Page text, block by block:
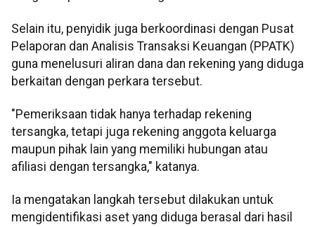
Selain itu, penyidik juga berkoordinasi dengan Pusat
Pelaporan dan Analisis Transaksi Keuangan (PPATK)
guna menelusuri aliran dana dan rekening yang diduga
berkaitan dengan perkara tersebut.
"Pemeriksaan tidak hanya terhadap rekening
tersangka, tetapi juga rekening anggota keluarga
maupun pihak lain yang memiliki hubungan atau
afiliasi dengan tersangka," katanya.
Ia mengatakan langkah tersebut dilakukan untuk
mengidentifikasi aset yang diduga berasal dari hasil